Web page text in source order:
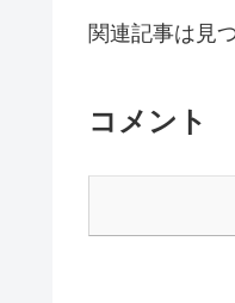
関連記事は見
コメント